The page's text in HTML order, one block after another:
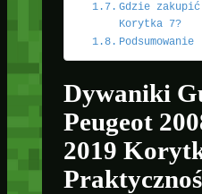
Gdzie zakupić
Korytka 7?
Podsumowanie
Dywaniki
Peugeot
2019